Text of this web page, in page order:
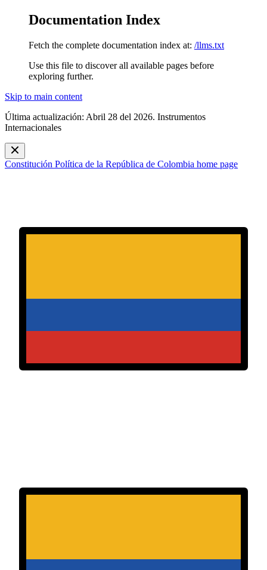
Documentation Index
Fetch the complete documentation index at: /llms.txt
Use this file to discover all available pages before
exploring further.
Skip to main content
Última actualización: Abril 28 del 2026. Instrumentos
Internacionales
Constitución Política de la República de Colombia home page